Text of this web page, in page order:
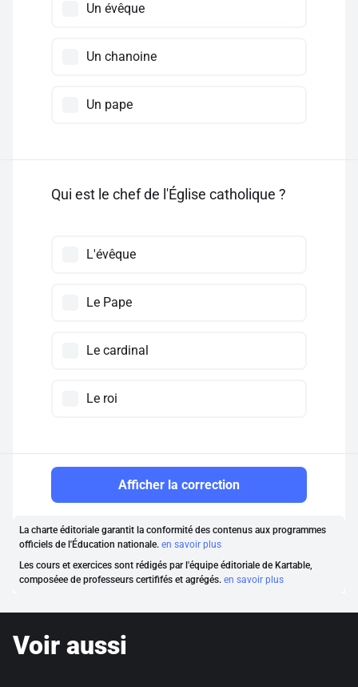
Un évêque
Un chanoine
Un pape
Qui est le chef de l'Église catholique ?
L'évêque
Le Pape
Le cardinal
Le roi
Afficher la correction
La charte éditoriale garantit la conformité des contenus aux programmes
officiels de l'Éducation nationale. en savoir plus
Les cours et exercices sont rédigés par l'équipe éditoriale de Kartable,
composéee de professeurs certififés et agrégés. en savoir plus
Voir aussi